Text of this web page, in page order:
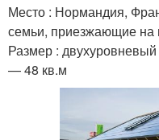
Место : Нормандия,
семьи, приезжающие на
Размер :
— 48 кв.м